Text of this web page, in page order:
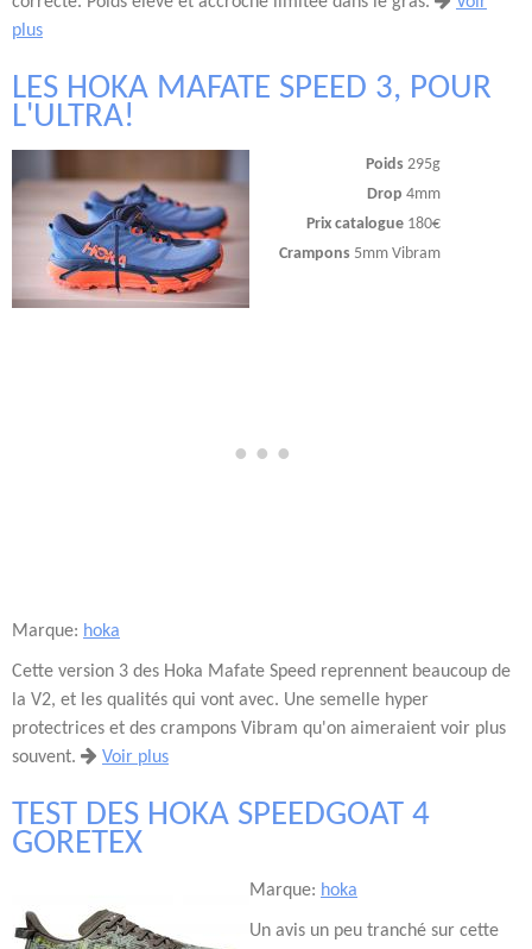
plus
LES HOKA MAFATE SPEED 3, POUR
L'ULTRA!
Poids 295g
Drop 4mm
Prix catalogue 180€
Crampons 5mm Vibram
Marque: hoka
Cette version 3 des Hoka Mafate Speed reprennent beaucoup de
la V2, et les qualités qui vont avec. Une semelle hyper
protectrices et des crampons Vibram qu'on aimeraient voir plus
souvent.
Voir plus
TEST DES HOKA SPEEDGOAT 4
GORETEX
Marque: hoka
Un avis un peu tranché sur cette